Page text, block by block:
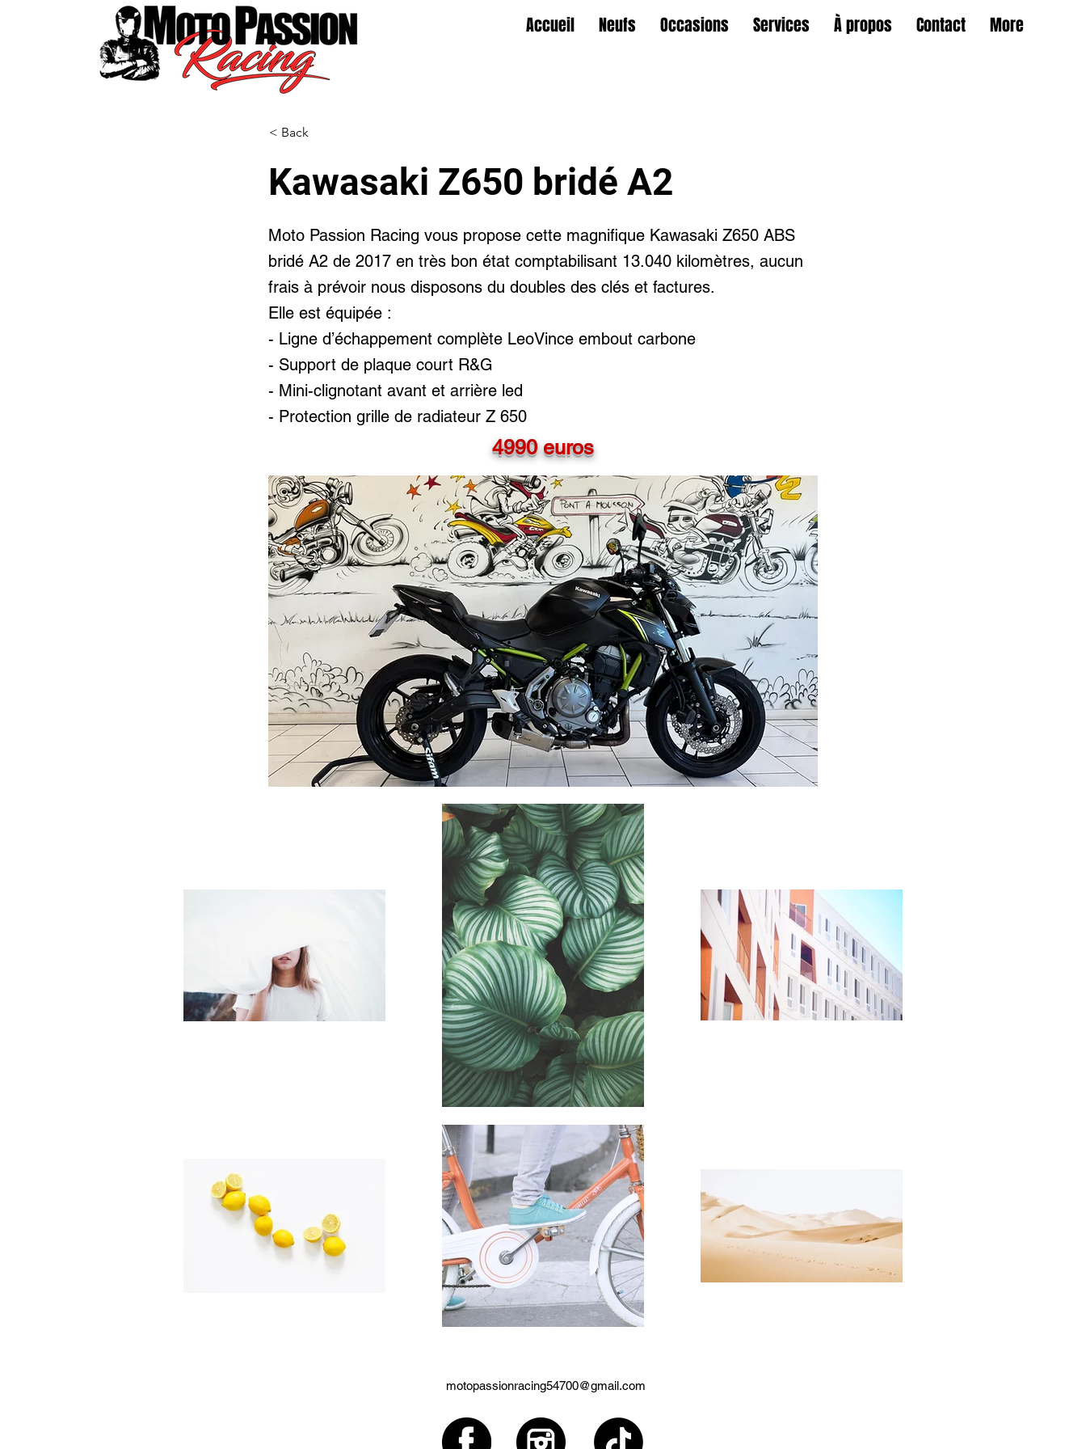
Accueil Neufs Occasions Services À propos Contact More
< Back
Kawasaki Z650 bridé A2
Moto Passion Racing vous propose cette magnifique Kawasaki Z650 ABS
bridé A2 de 2017 en très bon état comptabilisant 13.040 kilomètres, aucun
frais à prévoir nous disposons du doubles des clés et factures.
Elle est équipée :
- Ligne d’échappement complète LeoVince embout carbone
- Support de plaque court R&G
- Mini-clignotant avant et arrière led
- Protection grille de radiateur Z 650
4990 euros
motopassionracing54700@gmail.com